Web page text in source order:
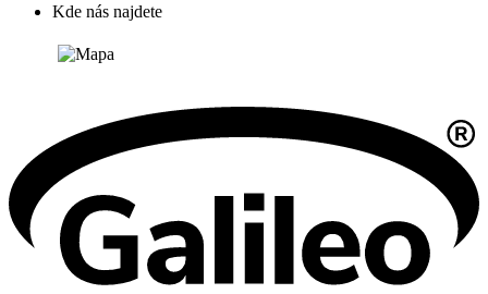
Kde nás najdete